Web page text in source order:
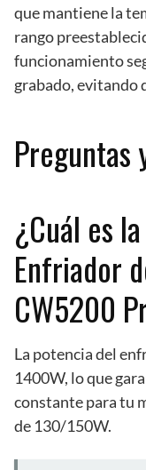
que mantiene la
rango
funcionamiento
grabado, evitando
Preguntas
¿Cuál es
Enfriador
CW5200
La potencia del
1400W, lo que
constante para tu
de 130/150W.